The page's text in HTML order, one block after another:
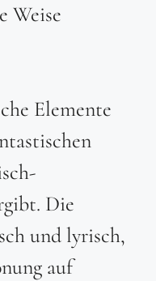
Weise
Elemente
Die
und lyrisch,
auf